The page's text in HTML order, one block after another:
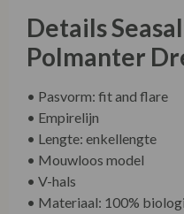
Details
Polmanter
• Pasvorm: fit and flare
• Empirelijn
• Lengte: enkellengte
• Mouwloos model
• V-hals
• Materiaal: 100%